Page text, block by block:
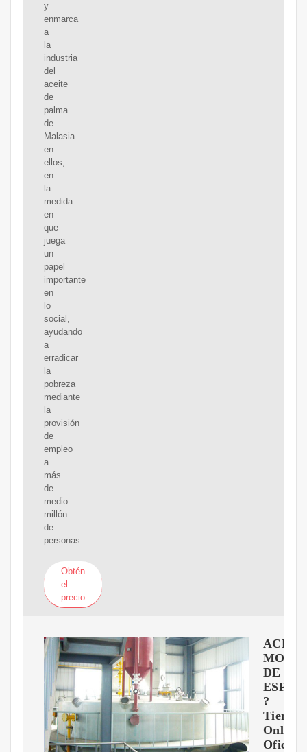
y
enmarca
a
la
industria
del
aceite
de
palma
de
Malasia
en
ellos,
en
la
medida
en
que
juega
un
papel
importante
en
lo
social,
ayudando
a
erradicar
la
pobreza
mediante
la
provisión
de
empleo
a
más
de
medio
millón
de
personas.
Obtén
el
precio
DE
?
Tienda
Online
Oficial